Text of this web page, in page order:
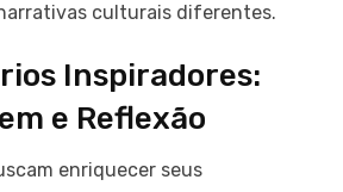
culturais diferentes.
Inspiradores:
e Reflexão
enriquecer seus